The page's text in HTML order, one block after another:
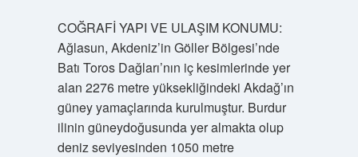
COĞRAFİ YAPI VE ULAŞIM KONUMU:
Ağlasun, Akdeniz’in Göller Bölgesi’nde
Batı Toros Dağları’nın iç kesimlerinde yer
alan 2276 metre yüksekliğindeki Akdağ’ın
güney yamaçlarında kurulmuştur. Burdur
ilinin güneydoğusunda yer almakta olup
deniz seviyesinden 1050 metre